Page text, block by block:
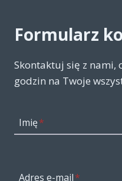
Formularz
Skontaktuj się z nami,
godzin na Twoje
Imię*
Adres e-mail*